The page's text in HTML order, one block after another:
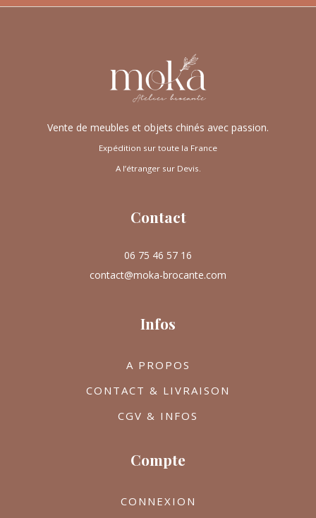
Vente de meubles et objets chinés avec passion.
Expédition sur toute la France
A l’étranger sur Devis.
Contact
06 75 46 57 16
contact@moka-brocante.com
Infos
A PROPOS
CONTACT & LIVRAISON
CGV & INFOS
Compte
CONNEXION